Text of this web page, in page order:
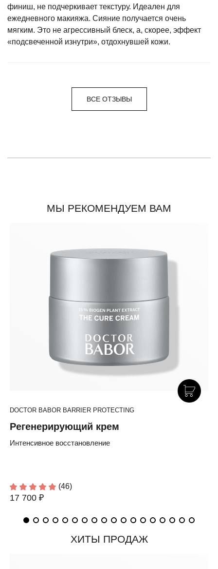
финиш, не подчеркивает текстуру. Идеален для
ежедневного макияжа. Сияние получается очень
мягким. Это не агрессивный блеск, а, скорее, эффект
«подсвеченной изнутри», отдохнувшей кожи.
ВСЕ ОТЗЫВЫ
МЫ РЕКОМЕНДУЕМ ВАМ
DOCTOR BABOR BARRIER PROTECTING
Регенерирующий крем
Интенсивное восстановление
(46)
17 700 ₽
ХИТЫ ПРОДАЖ